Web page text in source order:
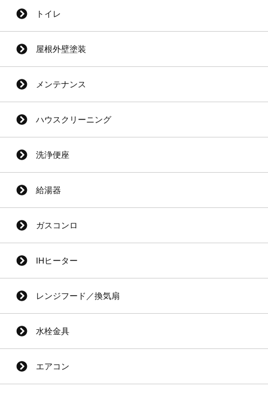
トイレ
屋根外壁塗装
メンテナンス
ハウスクリーニング
洗浄便座
給湯器
ガスコンロ
IHヒーター
レンジフード／換気扇
水栓金具
エアコン